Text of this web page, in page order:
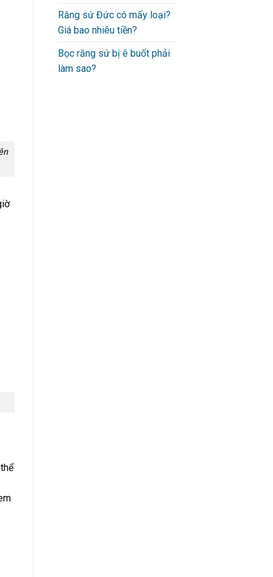
Răng sứ Đức có mấy loại?
Giá bao nhiêu tiền?
Bọc răng sứ bị ê buốt phải
làm sao?